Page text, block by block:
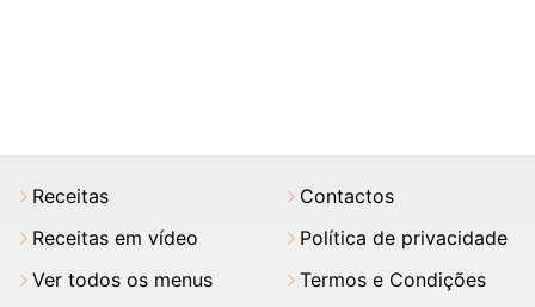
Receitas
Receitas em vídeo
Ver todos os menus
Contactos
Política de privacidade
Termos e Condições